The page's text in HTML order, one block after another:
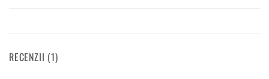
RECENZII (1)